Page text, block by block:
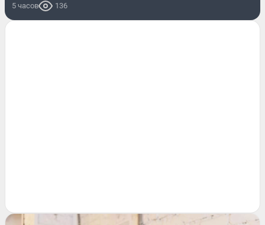
5 часов 136